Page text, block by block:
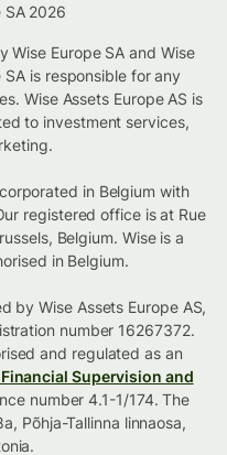
2026
Wise Europe SA and Wise
SA is responsible for any
Wise Assets Europe AS is
to investment services,
in Belgium with
registered office is at Rue
Belgium. Wise is a
in Belgium.
by Wise Assets Europe AS,
number 16267372.
and regulated as an
Supervision and
number 4.1-1/174. The
Põhja-Tallinna linnaosa,